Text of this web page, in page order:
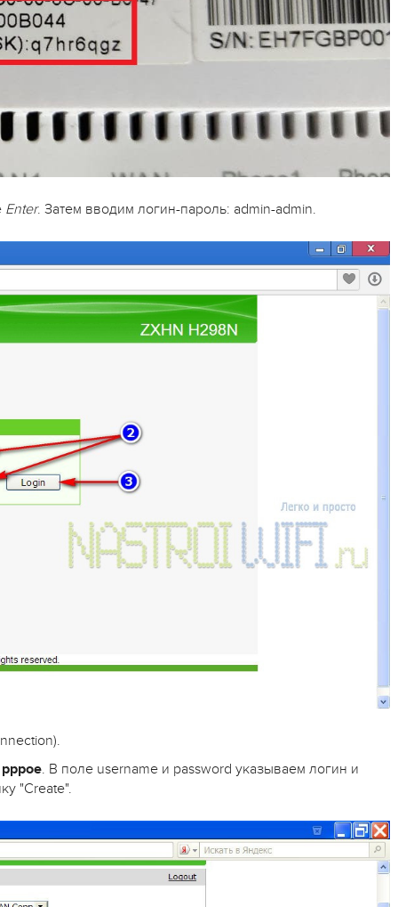
Enter. Затем вводим логин-пароль: admin-admin.
pppoe. В поле username и password указываем логин и
"Create".